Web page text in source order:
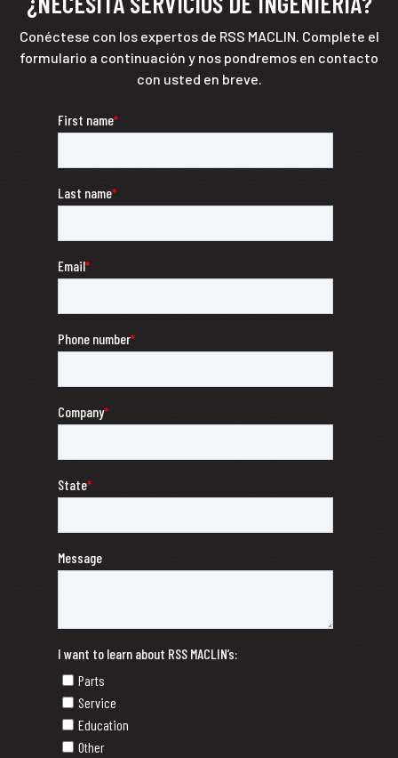
Conéctese con los expertos de RSS MACLIN. Complete el
formulario a continuación y nos pondremos en contacto
con usted en breve.